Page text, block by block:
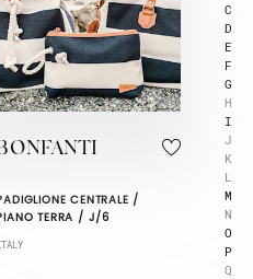
C
D
E
F
G
H
I
J
K
L
M
N
O
P
Q
CENTRALE /
TERRA / J/6